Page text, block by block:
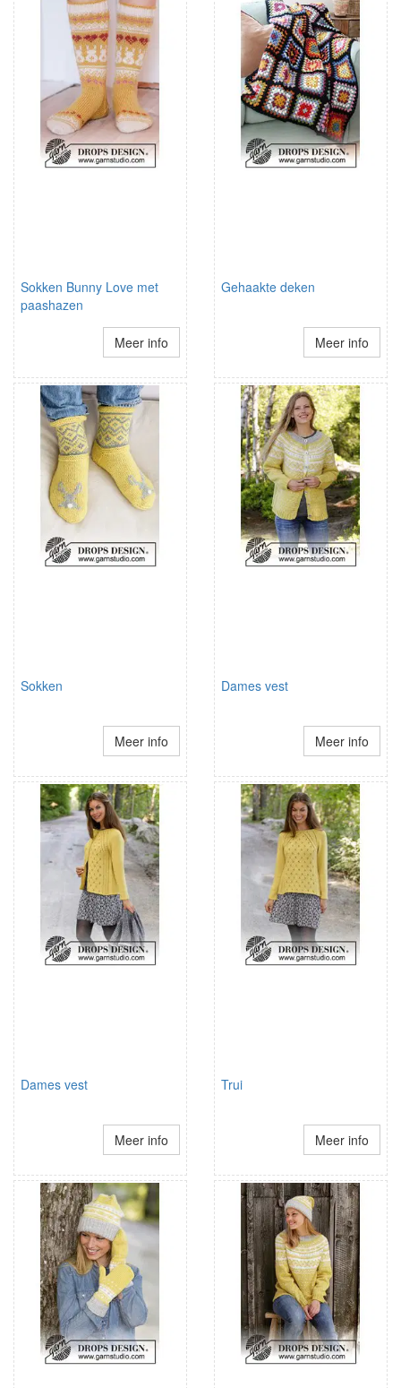
Sokken Bunny Love met
paashazen
Meer info
Gehaakte deken
Meer info
Sokken
Meer info
Dames vest
Meer info
Dames vest
Meer info
Trui
Meer info